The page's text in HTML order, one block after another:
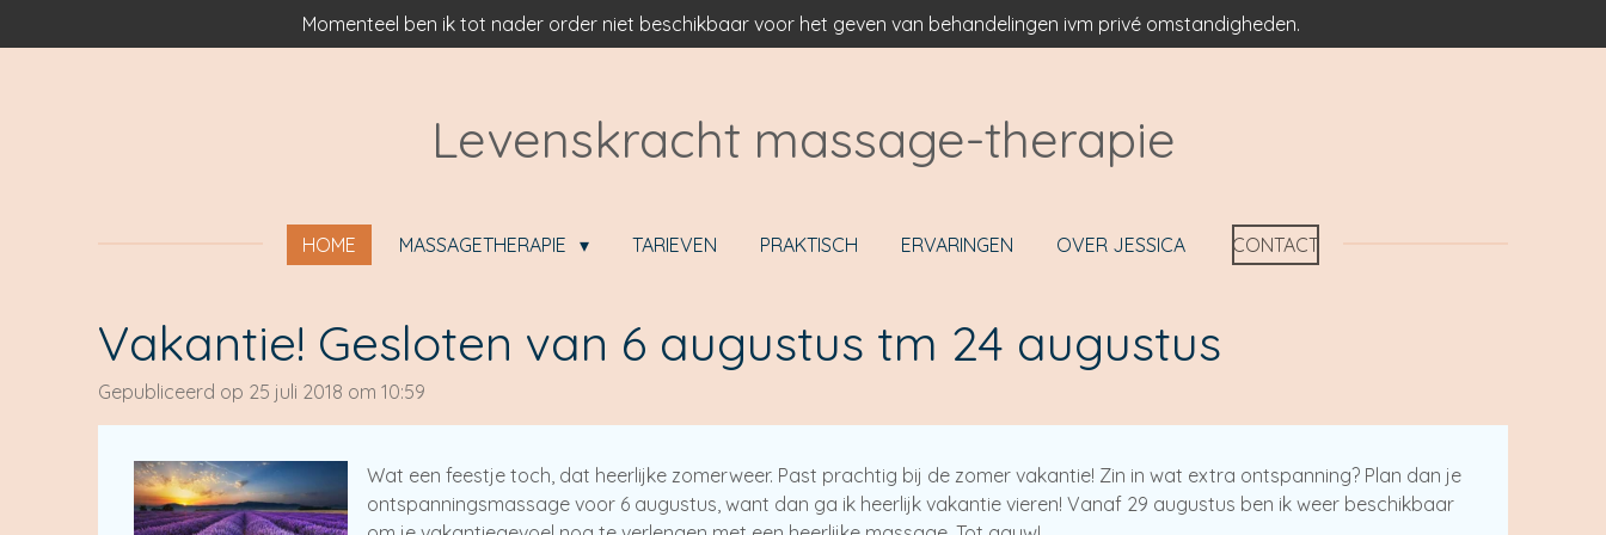
direct
Momenteel ben ik tot nader order niet beschikbaar voor het geven van behandelingen ivm privé omstandigheden.
Levenskracht massage-therapie
HOME MASSAGETHERAPIE TARIEVEN PRAKTISCH ERVARINGEN OVER JESSICA CONTACT
Vakantie! Gesloten van 6 augustus tm 24 augustus
Gepubliceerd op 25 juli 2018 om 10:59
Wat een feestje toch, dat heerlijke zomerweer. Past prachtig bij de zomer vakantie! Zin in wat extra ontspanning? Plan dan je
ontspanningsmassage voor 6 augustus, want dan ga ik heerlijk vakantie vieren! Vanaf 29 augustus ben ik weer beschikbaar